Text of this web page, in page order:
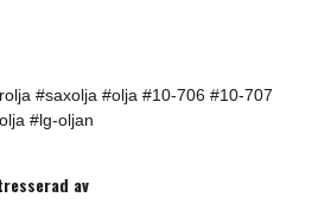
#saxolja #olja #10-706 #10-707
#lg-oljan
av